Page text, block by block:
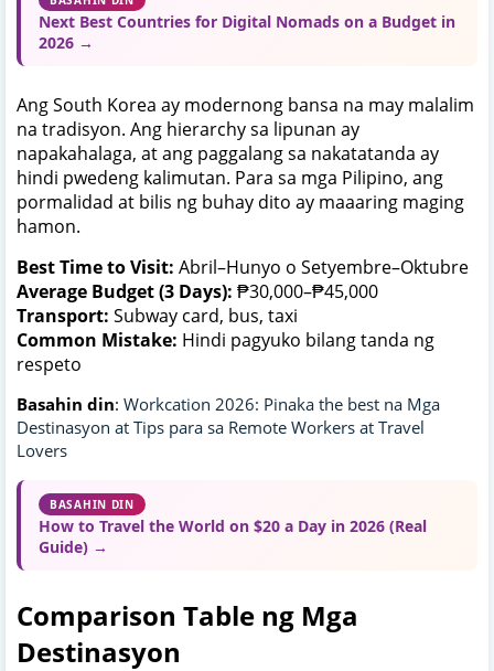
Next Best Countries for Digital Nomads on a Budget in
2026 →
Ang South Korea ay modernong bansa na may malalim
na tradisyon. Ang hierarchy sa lipunan ay
napakahalaga, at ang paggalang sa nakatatanda ay
hindi pwedeng kalimutan. Para sa mga Pilipino, ang
pormalidad at bilis ng buhay dito ay maaaring maging
hamon.
Best Time to Visit: Abril–Hunyo o Setyembre–Oktubre
Average Budget (3 Days): ₱30,000–₱45,000
Transport: Subway card, bus, taxi
Common Mistake: Hindi pagyuko bilang tanda ng
respeto
Basahin din: Workcation 2026: Pinaka the best na Mga
Destinasyon at Tips para sa Remote Workers at Travel
Lovers
BASAHIN DIN
How to Travel the World on $20 a Day in 2026 (Real
Guide) →
Comparison Table ng Mga
Destinasyon